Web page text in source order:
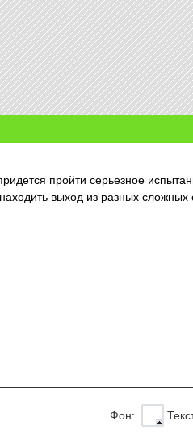
пройти серьезное
выход из разных сложных
Фон: